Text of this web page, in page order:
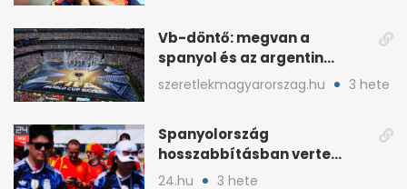
Vb-döntő: megvan a
spanyol és az argentin
kezdő, Montiel bekerült
szeretlekmagyarorszag.hu 3 hete
Spanyolország
hosszabbításban verte
Argentínát: Ferran Torres
24.hu 3 hete